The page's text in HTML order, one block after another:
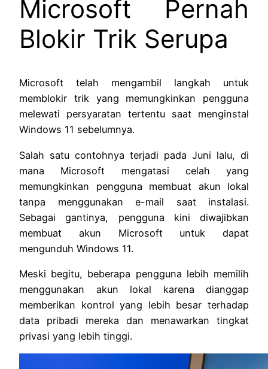
Microsoft Pernah
Blokir Trik Serupa
Microsoft telah mengambil langkah untuk
memblokir trik yang memungkinkan pengguna
melewati persyaratan tertentu saat menginstal
Windows 11 sebelumnya.
Salah satu contohnya terjadi pada Juni lalu, di
mana Microsoft mengatasi celah yang
memungkinkan pengguna membuat akun lokal
tanpa menggunakan e-mail saat instalasi.
Sebagai gantinya, pengguna kini diwajibkan
membuat akun Microsoft untuk dapat
mengunduh Windows 11.
Meski begitu, beberapa pengguna lebih memilih
menggunakan akun lokal karena dianggap
memberikan kontrol yang lebih besar terhadap
data pribadi mereka dan menawarkan tingkat
privasi yang lebih tinggi.